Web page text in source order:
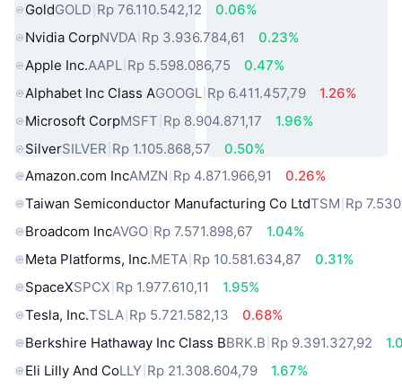
GoldGOLD Rp 76.110.542,12
0.06%
Nvidia CorpNVDA Rp 3.936.784,61
0.23%
Apple Inc.AAPL Rp 5.598.086,75
0.47%
Alphabet Inc Class AGOOGL Rp 6.411.457,79
1.26%
Microsoft CorpMSFT Rp 8.904.871,17
1.96%
SilverSILVER Rp 1.105.868,57
0.50%
Amazon.com IncAMZN Rp 4.871.966,91
0.26%
Taiwan Semiconductor Manufacturing Co LtdTSM Rp
Broadcom IncAVGO Rp 7.571.898,67
1.04%
Meta Platforms, Inc.META Rp 10.581.634,87
0.31%
SpaceXSPCX Rp 1.977.610,11
1.95%
Tesla, Inc.TSLA Rp 5.721.582,13
0.68%
Berkshire Hathaway Inc Class BBRK.B Rp 9.391.327,92
Eli Lilly And CoLLY Rp 21.308.604,79
1.67%